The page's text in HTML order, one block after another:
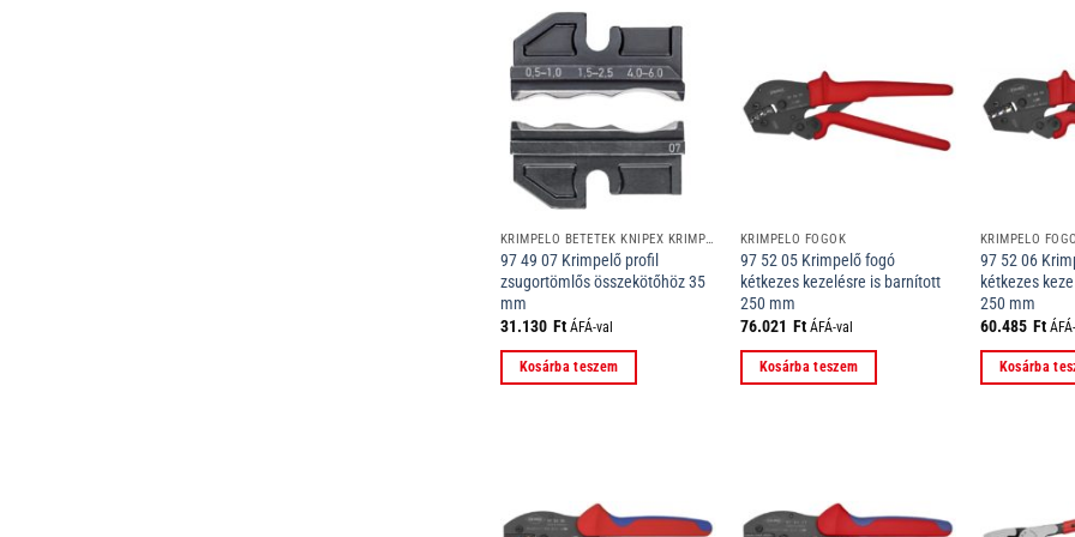
KRIMPELŐ BETÉTEK KNIPEX KRIMPELŐ RENDSZER FOGÓIHOZ
97 49 07 Krimpelő profil
zsugortömlős összekötőhöz 35
mm
31.130 Ft ÁFÁ-val
Kosárba teszem
KRIMPELŐ FOGÓK
97 52 05 Krimpelő fogó
kétkezes kezelésre is barnított
250 mm
76.021 Ft ÁFÁ-val
Kosárba teszem
KRIMPELŐ
97 52 06
kétkezes
250 mm
60.485 Ft
Kosárba